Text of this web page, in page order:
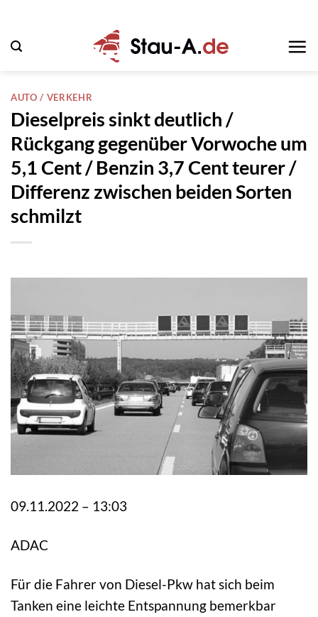
springen
AUTO / VERKEHR
Dieselpreis sinkt deutlich /
Rückgang gegenüber Vorwoche um
5,1 Cent / Benzin 3,7 Cent teurer /
Differenz zwischen beiden Sorten
schmilzt
09.11.2022 – 13:03
ADAC
Für die Fahrer von Diesel-Pkw hat sich beim
Tanken eine leichte Entspannung bemerkbar